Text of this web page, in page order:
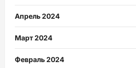
Апрель 2024
Март 2024
Февраль 2024